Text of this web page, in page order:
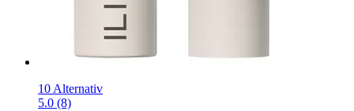
10 Alternativ
5.0 (8)